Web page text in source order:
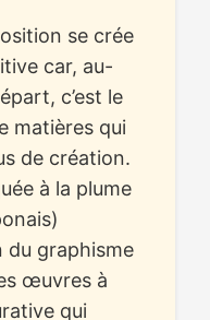
se crée
car, au-
c’est le
matières qui
de création.
à la plume
du graphisme
œuvres à
qui